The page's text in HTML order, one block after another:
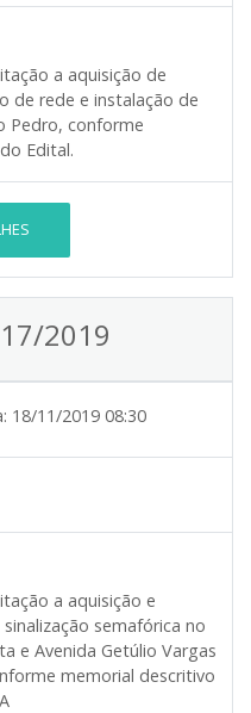
a aquisição de
de rede e instalação de
Pedro, conforme
Edital.
2019
18/11/2019 08:30
a aquisição e
semafórica no
e Avenida Getúlio Vargas
memorial descritivo